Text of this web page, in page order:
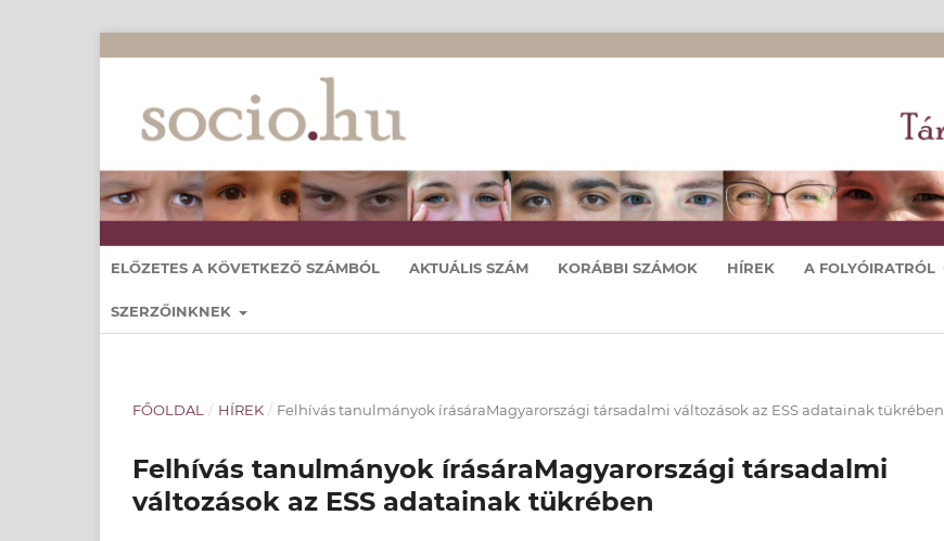
ELŐZETES A KÖVETKEZŐ SZÁMBÓL AKTUÁLIS SZÁM KORÁBBI SZÁMOK HÍREK A FOLYÓIRATRÓL
SZERZŐINKNEK
FŐOLDAL / HÍREK / Felhívás tanulmányok írásáraMagyarországi társadalmi változások az ESS adatainak tükrében
Felhívás tanulmányok írásáraMagyarországi társadalmi
változások az ESS adatainak tükrében